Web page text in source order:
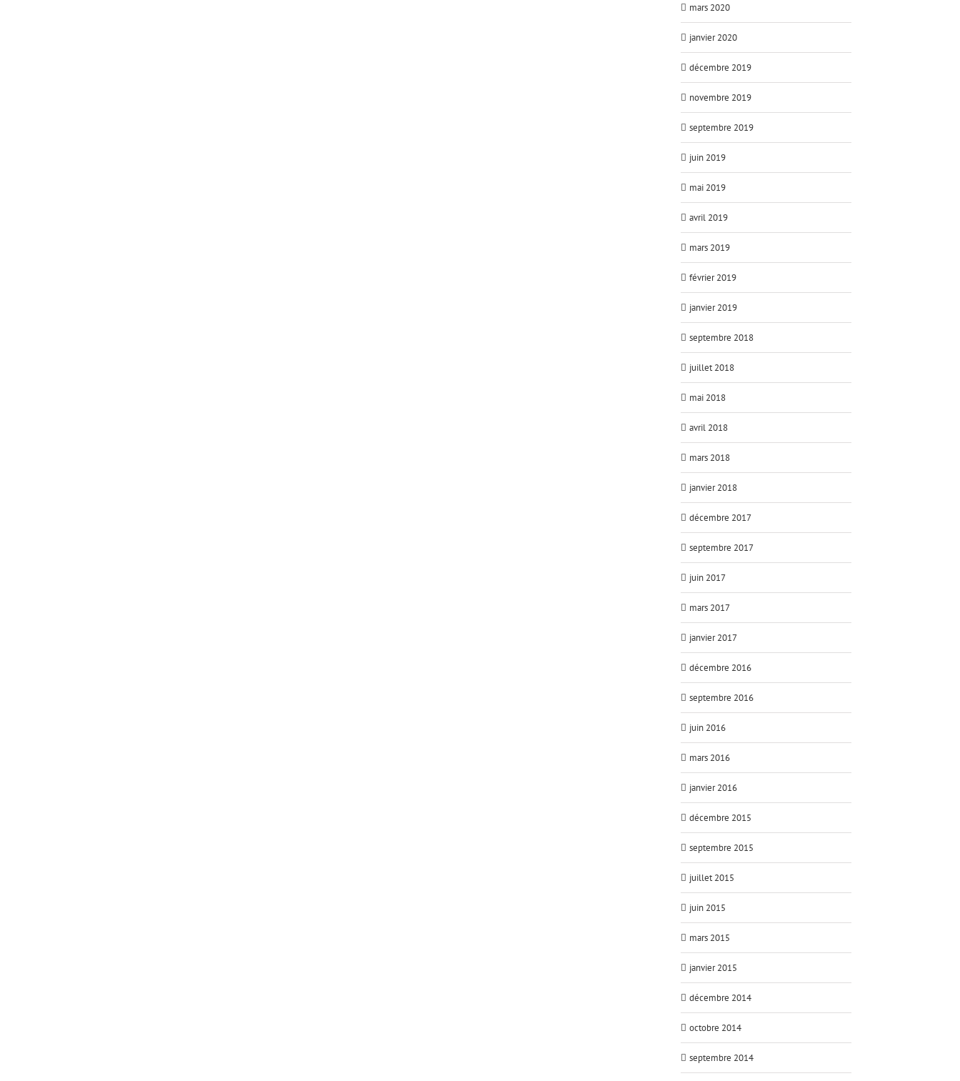
mars 2020
janvier 2020
décembre 2019
novembre 2019
septembre 2019
juin 2019
mai 2019
avril 2019
mars 2019
février 2019
janvier 2019
septembre 2018
juillet 2018
mai 2018
avril 2018
mars 2018
janvier 2018
décembre 2017
septembre 2017
juin 2017
mars 2017
janvier 2017
décembre 2016
septembre 2016
juin 2016
mars 2016
janvier 2016
décembre 2015
septembre 2015
juillet 2015
juin 2015
mars 2015
janvier 2015
décembre 2014
octobre 2014
septembre 2014